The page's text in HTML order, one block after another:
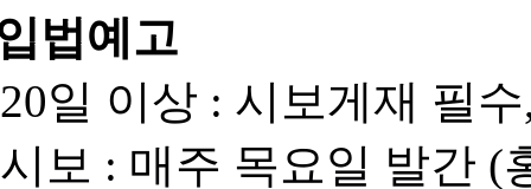
법예고
20일 이상 : 시보게재 필
시보 : 매주 목요일 발간 (